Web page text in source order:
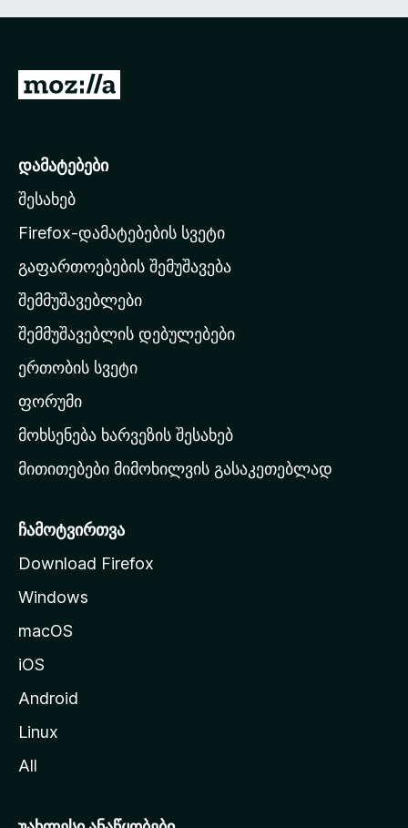
M
l
l
a
ს
მ
თ
ვ
ა
რ
ვ
რ
ზ
ე
დ
ა
ლ
დამატებები
შესახებ
Firefox-დამატებების სვეტი
გაფართოებების შემუშავება
შემმუშავებლები
შემმუშავებლის დებულებები
ერთობის სვეტი
ფორუმი
მოხსენება ხარვეზის შესახებ
მითითებები მიმოხილვის გასაკეთებლად
ჩამოტვირთვა
Download Firefox
Windows
macOS
iOS
Android
Linux
All